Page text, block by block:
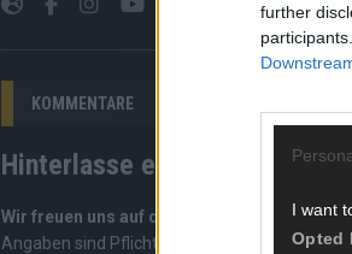
further
I want
Opted
KOMMENTARE
Hinterlasse einen Kommentar
Wir freuen uns auf deinen Beitrag!
Angaben sind Pflichtfelder. Bitte nutze